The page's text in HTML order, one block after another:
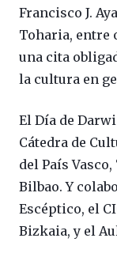
Francisco J.
Toharia, entre
una cita
la cultura en
El Día de
Cátedra de
del País
Bilbao. Y
Escéptico, el
Bizkaia, y el